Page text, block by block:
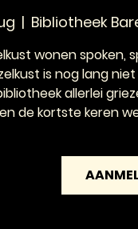
  |
Bibliotheek
wonen spoken,
is nog lang
allerlei
de kortste keren